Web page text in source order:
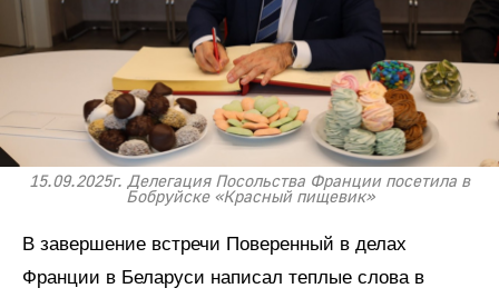
15.09.2025г. Делегация Посольства Франции посетила в
Бобруйске «Красный пищевик»
В завершение встречи Поверенный в делах
Франции в Беларуси написал теплые слова в